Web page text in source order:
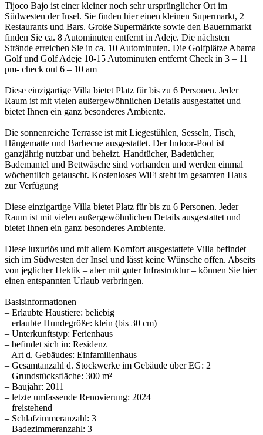
Tijoco Bajo ist einer kleiner noch sehr ursprünglicher Ort im
Südwesten der Insel. Sie finden hier einen kleinen Supermarkt, 2
Restaurants und Bars. Große Supermärkte sowie den Bauernmarkt
finden Sie ca. 8 Autominuten entfernt in Adeje. Die nächsten
Strände erreichen Sie in ca. 10 Autominuten. Die Golfplätze Abama
Golf und Golf Adeje 10-15 Autominuten entfernt Check in 3 – 11
pm- check out 6 – 10 am
Diese einzigartige Villa bietet Platz für bis zu 6 Personen. Jeder
Raum ist mit vielen außergewöhnlichen Details ausgestattet und
bietet Ihnen ein ganz besonderes Ambiente.
Die sonnenreiche Terrasse ist mit Liegestühlen, Sesseln, Tisch,
Hängematte und Barbecue ausgestattet. Der Indoor-Pool ist
ganzjährig nutzbar und beheizt. Handtücher, Badetücher,
Bademantel und Bettwäsche sind vorhanden und werden einmal
wöchentlich getauscht. Kostenloses WiFi steht im gesamten Haus
zur Verfügung
Diese einzigartige Villa bietet Platz für bis zu 6 Personen. Jeder
Raum ist mit vielen außergewöhnlichen Details ausgestattet und
bietet Ihnen ein ganz besonderes Ambiente.
Diese luxuriös und mit allem Komfort ausgestattete Villa befindet
sich im Südwesten der Insel und lässt keine Wünsche offen. Abseits
von jeglicher Hektik – aber mit guter Infrastruktur – können Sie hier
einen entspannten Urlaub verbringen.
Basisinformationen
– Erlaubte Haustiere: beliebig
– erlaubte Hundegröße: klein (bis 30 cm)
– Unterkunftstyp: Ferienhaus
– befindet sich in: Residenz
– Art d. Gebäudes: Einfamilienhaus
– Gesamtanzahl d. Stockwerke im Gebäude über EG: 2
– Grundstücksfläche: 300 m²
– Baujahr: 2011
– letzte umfassende Renovierung: 2024
– freistehend
– Schlafzimmeranzahl: 3
– Badezimmeranzahl: 3